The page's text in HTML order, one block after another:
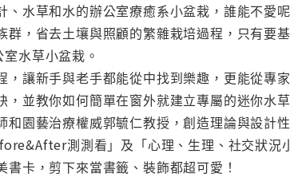
水草和水的辦公室療癒系小盆栽，誰能不愛呢
，省去土壤與照顧的繁雜栽培過程，只有要
水草小盆栽。
讓新手與老手都能從中找到樂趣，更能從專
並教你如何簡單在窗外就建立專屬的迷你水
園藝治療權威郭毓仁教授，創造理論與設計
測測看」及「心理、生理、社交狀況
卡，剪下來當書籤、裝飾都超可愛！